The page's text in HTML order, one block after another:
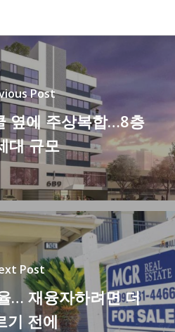
Post
옆에 주상복합…8층
대 규모
Post
… 재융자하려면 더
기 전에